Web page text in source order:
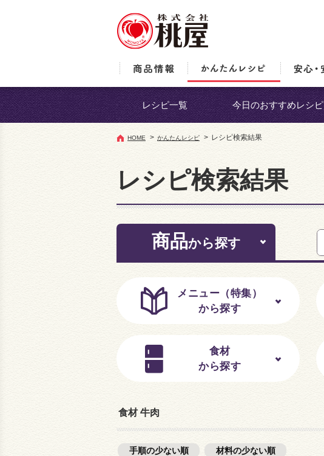
レシピ一覧 今日のおすすめレシピ
HOME > かんたんレシピ > レシピ検索結果
レシピ検索結果
商品から探す
メニュー（特集）
から探す
食材
から探す
食材 牛肉
手順の少ない順 材料の少ない順